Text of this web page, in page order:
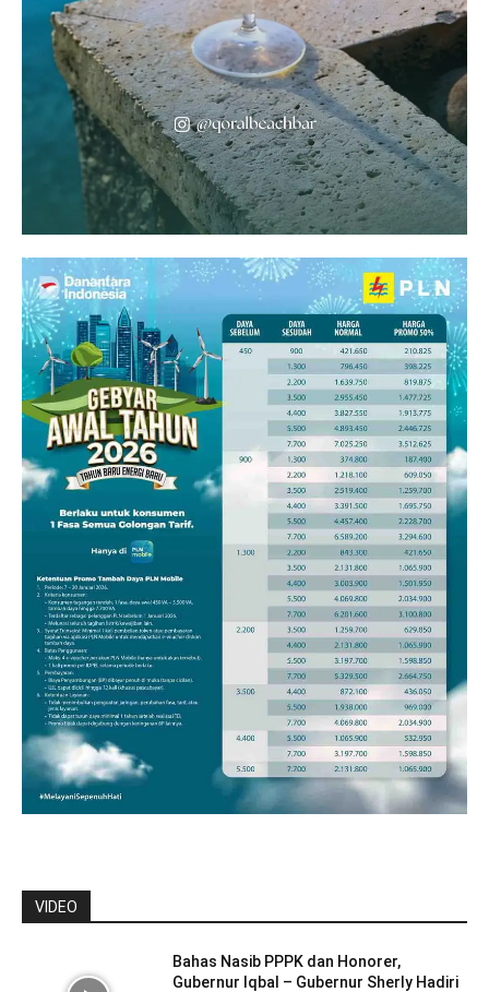
VIDEO
Bahas Nasib PPPK dan Honorer,
Gubernur Iqbal – Gubernur Sherly Hadiri